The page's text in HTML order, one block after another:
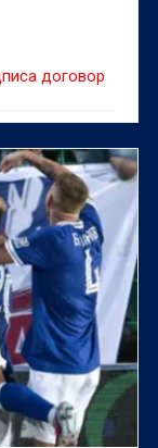
договор